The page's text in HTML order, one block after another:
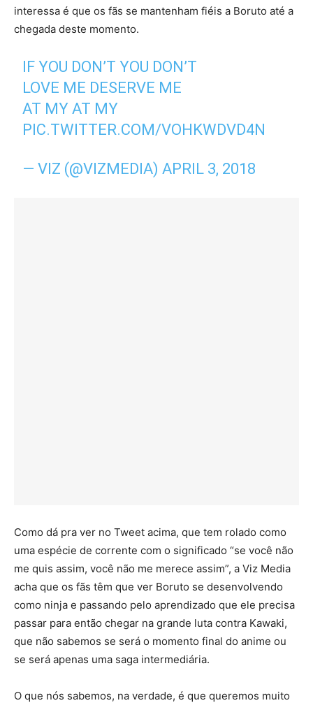
interessa é que os fãs se mantenham fiéis a Boruto até a
chegada deste momento.
IF YOU DON’T YOU DON’T
LOVE ME DESERVE ME
AT MY AT MY
PIC.TWITTER.COM/VOHKWDVD4N
— VIZ (@VIZMEDIA)APRIL 3, 2018
Como dá pra ver no Tweet acima, que tem rolado como
uma espécie de corrente com o significado “se você não
me quis assim, você não me merece assim”, a Viz Media
acha que os fãs têm que ver Boruto se desenvolvendo
como ninja e passando pelo aprendizado que ele precisa
passar para então chegar na grande luta contra Kawaki,
que não sabemos se será o momento final do anime ou
se será apenas uma saga intermediária.
O que nós sabemos, na verdade, é que queremos muito